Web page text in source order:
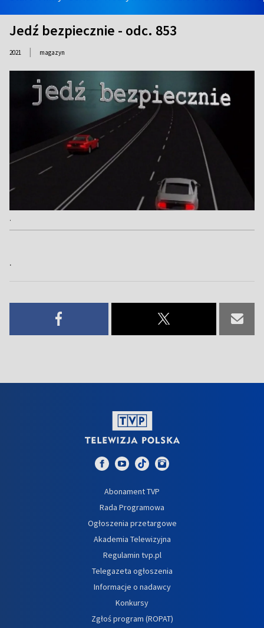
Jedź bezpiecznie - odc. 853
2021 | magazyn
.
.
Abonament TVP
Rada Programowa
Ogłoszenia przetargowe
Akademia Telewizyjna
Regulamin tvp.pl
Telegazeta ogłoszenia
Informacje o nadawcy
Konkursy
Zgłoś program (ROPAT)